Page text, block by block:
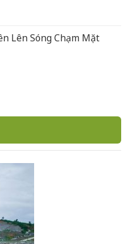
Lên Sóng Chạm Mặt